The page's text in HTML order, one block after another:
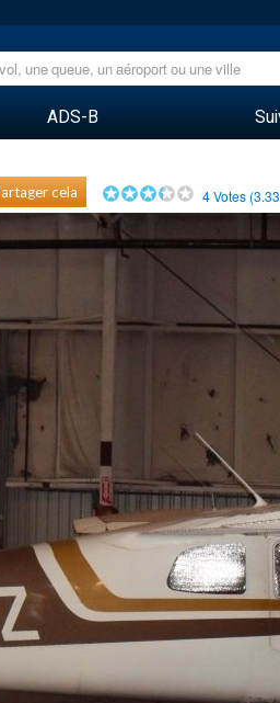
ADS-B
cela 4Votes (3.33